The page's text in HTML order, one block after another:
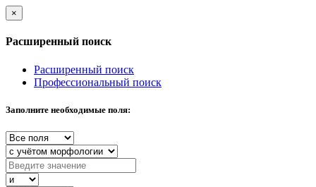
×
Расширенный поиск
Расширенный поиск
Профессиональный поиск
Заполните необходимые поля: